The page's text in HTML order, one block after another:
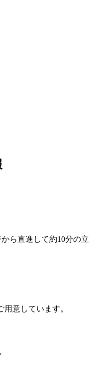
ら直進して約10分の立
意しています。